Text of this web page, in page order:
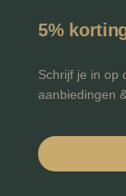
5%
Schrijf je in op
aanbiedingen